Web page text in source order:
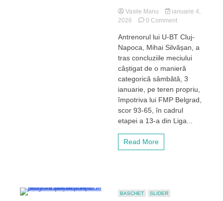
Vasile Manu
ianuarie 4,
2026
0 Commenton
după
victoria
clară
cu
Belgrad:
„Cred
că
acesta
a
Antrenorul lui U-BT Cluj-
Napoca, Mihai Silvășan, a
tras concluziile meciului
câștigat de o manieră
categorică sâmbătă, 3
ianuarie, pe teren propriu,
împotriva lui FMP Belgrad,
scor 93-65, în cadrul
etapei a 13-a din Liga...
Read More
BASCHET SLIDER